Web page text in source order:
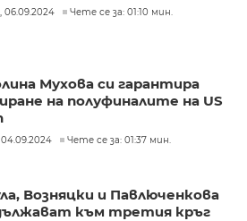
06.09.2024 Чете се за: 01:10 мин.
Мухова си гарантира
на полуфиналите на US
04.09.2024 Чете се за: 01:37 мин.
Возняцки и Павлюченкова
към третия кръг